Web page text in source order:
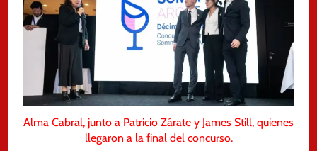
Alma Cabral, junto a Patricio Zárate y James Still, quienes
llegaron a la final del concurso.